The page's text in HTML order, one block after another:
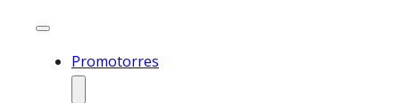
Promotorres